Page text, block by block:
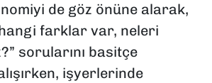
de göz önüne alarak,
hangi farklar var, neleri
sorularını basitçe
işyerlerinde